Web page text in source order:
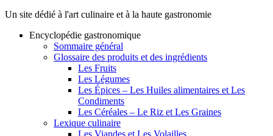
Un site dédié à l'art culinaire et à la haute gastronomie
Encyclopédie gastronomique
Sommaire général
Glossaire des produits et des ingrédients
Les Fruits
Les Légumes
Les Épices – Les Huiles alimentaires et Les
Condiments
Les Céréales – Le Riz et Les Graines
Lexique culinaire